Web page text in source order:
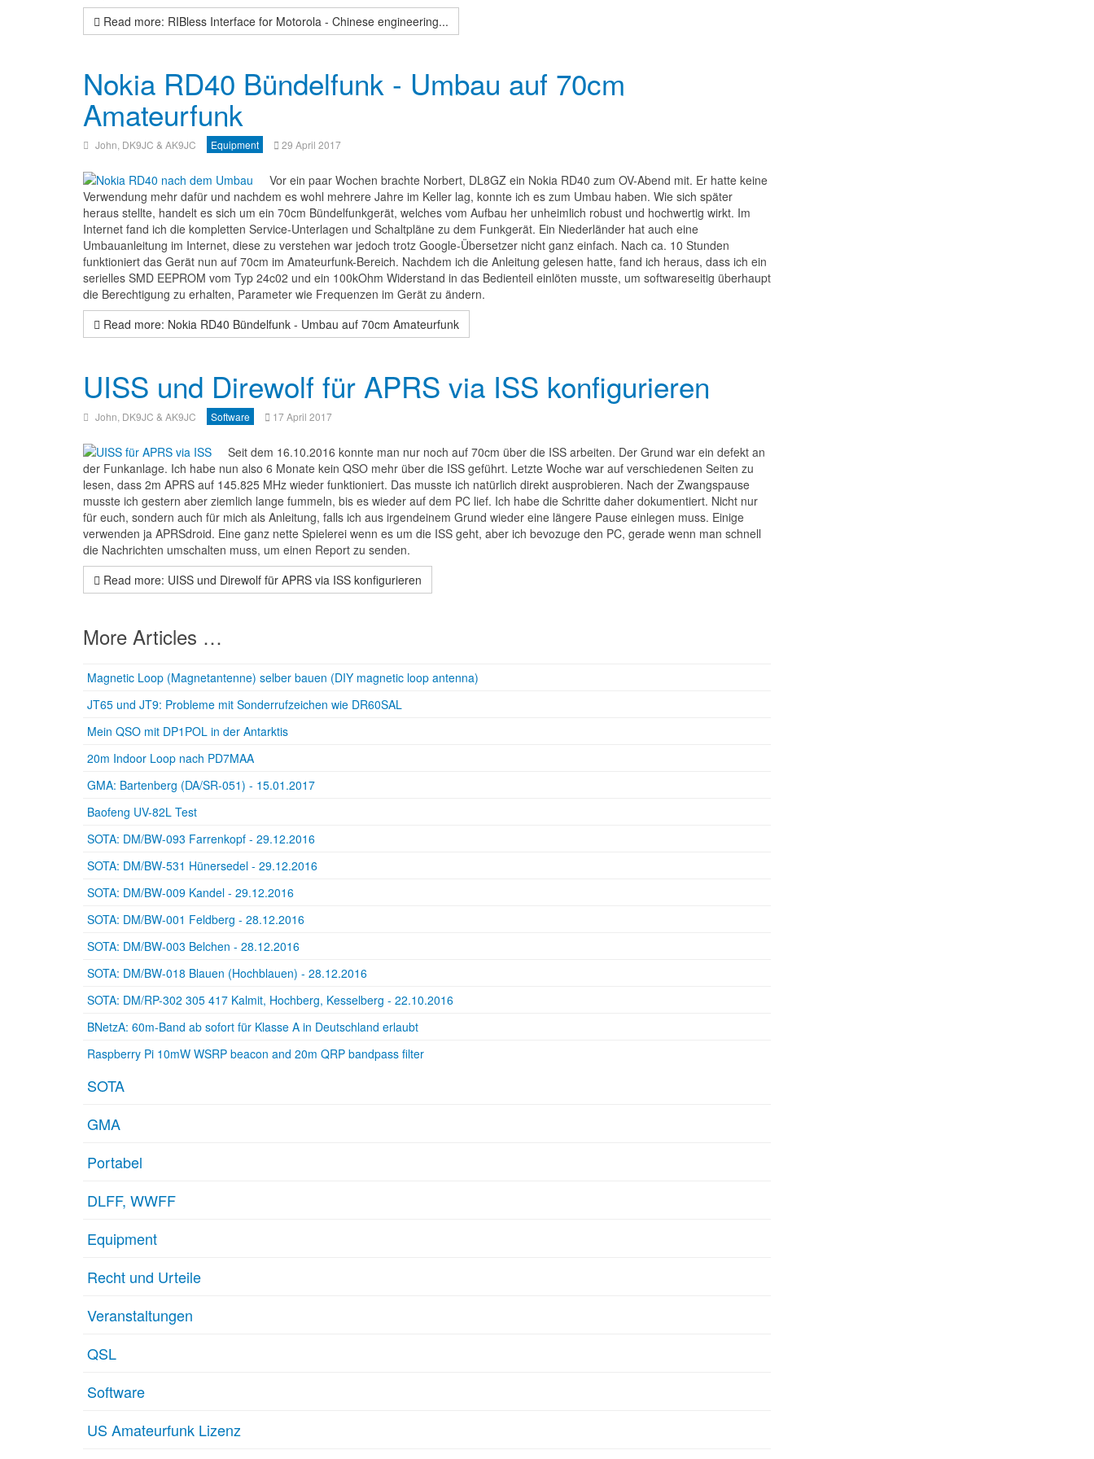
Read more: RIBless Interface for Motorola - Chinese engineering...
Nokia RD40 Bündelfunk - Umbau auf 70cm
Amateurfunk
John, DK9JC & AK9JC Equipment 29 April 2017
Vor ein paar Wochen brachte Norbert, DL8GZ ein Nokia RD40 zum OV-Abend mit. Er hatte keine
Verwendung mehr dafür und nachdem es wohl mehrere Jahre im Keller lag, konnte ich es zum Umbau haben. Wie sich später
heraus stellte, handelt es sich um ein 70cm Bündelfunkgerät, welches vom Aufbau her unheimlich robust und hochwertig wirkt. Im
Internet fand ich die kompletten Service-Unterlagen und Schaltpläne zu dem Funkgerät. Ein Niederländer hat auch eine
Umbauanleitung im Internet, diese zu verstehen war jedoch trotz Google-Übersetzer nicht ganz einfach. Nach ca. 10 Stunden
funktioniert das Gerät nun auf 70cm im Amateurfunk-Bereich. Nachdem ich die Anleitung gelesen hatte, fand ich heraus, dass ich ein
serielles SMD EEPROM vom Typ 24c02 und ein 100kOhm Widerstand in das Bedienteil einlöten musste, um softwareseitig überhaupt
die Berechtigung zu erhalten, Parameter wie Frequenzen im Gerät zu ändern.
Read more: Nokia RD40 Bündelfunk - Umbau auf 70cm Amateurfunk
UISS und Direwolf für APRS via ISS konfigurieren
John, DK9JC & AK9JC Software 17 April 2017
Seit dem 16.10.2016 konnte man nur noch auf 70cm über die ISS arbeiten. Der Grund war ein defekt an
der Funkanlage. Ich habe nun also 6 Monate kein QSO mehr über die ISS geführt. Letzte Woche war auf verschiedenen Seiten zu
lesen, dass 2m APRS auf 145.825 MHz wieder funktioniert. Das musste ich natürlich direkt ausprobieren. Nach der Zwangspause
musste ich gestern aber ziemlich lange fummeln, bis es wieder auf dem PC lief. Ich habe die Schritte daher dokumentiert. Nicht nur
für euch, sondern auch für mich als Anleitung, falls ich aus irgendeinem Grund wieder eine längere Pause einlegen muss. Einige
verwenden ja APRSdroid. Eine ganz nette Spielerei wenn es um die ISS geht, aber ich bevozuge den PC, gerade wenn man schnell
die Nachrichten umschalten muss, um einen Report zu senden.
Read more: UISS und Direwolf für APRS via ISS konfigurieren
More Articles …
Magnetic Loop (Magnetantenne) selber bauen (DIY magnetic loop antenna)
JT65 und JT9: Probleme mit Sonderrufzeichen wie DR60SAL
Mein QSO mit DP1POL in der Antarktis
20m Indoor Loop nach PD7MAA
GMA: Bartenberg (DA/SR-051) - 15.01.2017
Baofeng UV-82L Test
SOTA: DM/BW-093 Farrenkopf - 29.12.2016
SOTA: DM/BW-531 Hünersedel - 29.12.2016
SOTA: DM/BW-009 Kandel - 29.12.2016
SOTA: DM/BW-001 Feldberg - 28.12.2016
SOTA: DM/BW-003 Belchen - 28.12.2016
SOTA: DM/BW-018 Blauen (Hochblauen) - 28.12.2016
SOTA: DM/RP-302 305 417 Kalmit, Hochberg, Kesselberg - 22.10.2016
BNetzA: 60m-Band ab sofort für Klasse A in Deutschland erlaubt
Raspberry Pi 10mW WSRP beacon and 20m QRP bandpass filter
SOTA
GMA
Portabel
DLFF, WWFF
Equipment
Recht und Urteile
Veranstaltungen
QSL
Software
US Amateurfunk Lizenz